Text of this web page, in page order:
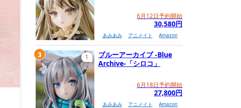
6月12日予約開始
30,580円
あみあみ アニメイト Amazon
ブルーアーカイブ -Blue
Archive-「シロコ」
6月18日予約開始
27,800円
あみあみ アニメイト Amazon
1
3